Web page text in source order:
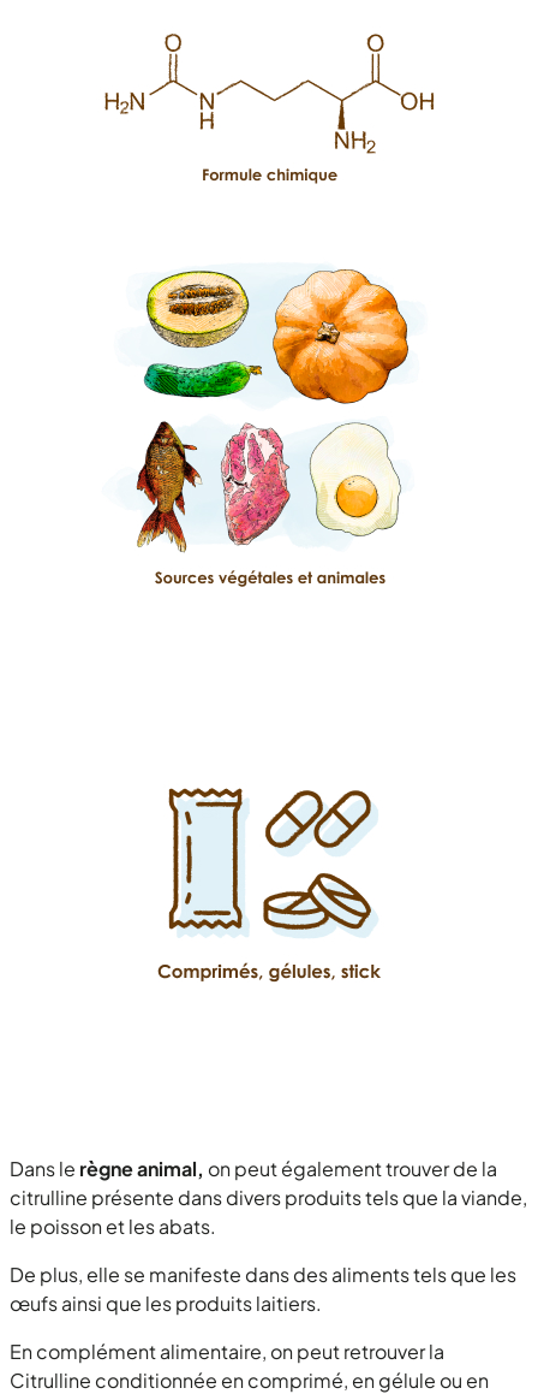
Dans le règne animal, on peut également trouver de la
citrulline présente dans divers produits tels que la viande,
le poisson et les abats.
De plus, elle se manifeste dans des aliments tels que les
œufs ainsi que les produits laitiers.
En complément alimentaire, on peut retrouver la
Citrulline conditionnée en comprimé, en gélule ou en